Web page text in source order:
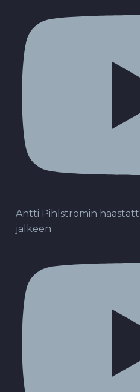
Antti Pihlströmin
jälkeen